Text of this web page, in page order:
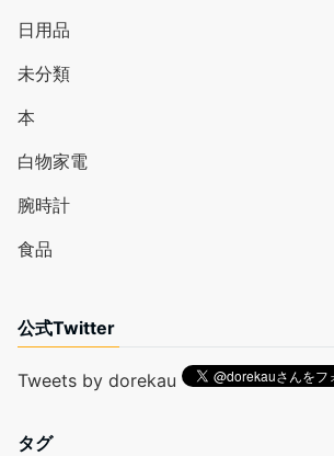
日用品
未分類
本
白物家電
腕時計
食品
公式Twitter
Tweets by dorekau
タグ